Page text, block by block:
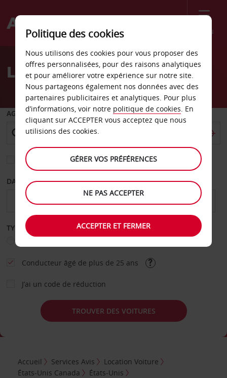
Menu
Welcome
AvisLocation de voiture Chico
AGENCE DE DÉPART
Sélectionnez une autre agence de retour
DATE DE DÉPART DATE DE RETOUR
TYPE DE LOCATION
Conducteur âgé de plus de 25 ans
J’ai un code de réduction
TROUVER DES VOITURES
Accueil Services Avis
Location Voiture
États-Unis Canada
États-Unis
Politique des cookies
Nous utilisons des cookies pour vous proposer des
offres personnalisées, pour des raisons analytiques
et pour améliorer votre expérience sur notre site.
Nous partageons également nos données avec des
partenaires publicitaires et analytiques. Pour plus
d’informations, voir notre politique de cookies. En
cliquant sur ACCEPTER vous acceptez que nous
utilisions des cookies.
GÉRER VOS PRÉFÉRENCES
NE PAS ACCEPTER
ACCEPTER ET FERMER